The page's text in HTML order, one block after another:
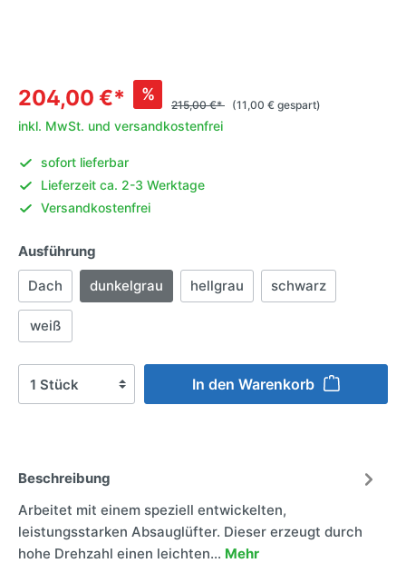
204,00 €* %
215,00 €* (11,00 € gespart)
inkl. MwSt. und versandkostenfrei
sofort lieferbar
Lieferzeit ca. 2-3 Werktage
Versandkostenfrei
Ausführung
Dach
dunkelgrau hellgrau schwarz
weiß
In den Warenkorb
Beschreibung
Arbeitet mit einem speziell entwickelten,
leistungsstarken Absauglüfter. Dieser erzeugt durch
hohe Drehzahl einen leichten… Mehr